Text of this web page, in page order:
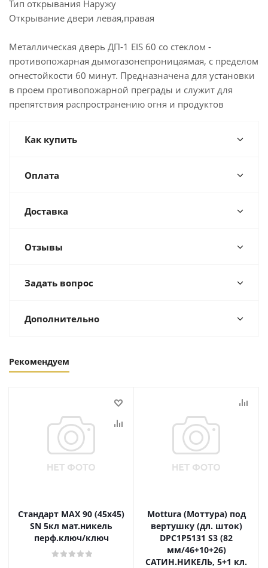
Тип открывания Наружу
Открывание двери левая,правая
Металлическая дверь ДП-1 EIS 60 со стеклом -
противопожарная дымогазонепроницаямая, с пределом
огнестойкости 60 минут. Предназначена для установки
в проем противопожарной преграды и служит для
препятствия распространению огня и продуктов
Как купить
Оплата
Доставка
Отзывы
Задать вопрос
Дополнительно
Рекомендуем
Стандарт MAX 90 (45х45)
SN 5кл мат.никель
перф.ключ/ключ
Mottura (Моттура) под
вертушку (дл. шток)
DPC1P5131 S3 (82
мм/46+10+26)
САТИН.НИКЕЛЬ, 5+1 кл.